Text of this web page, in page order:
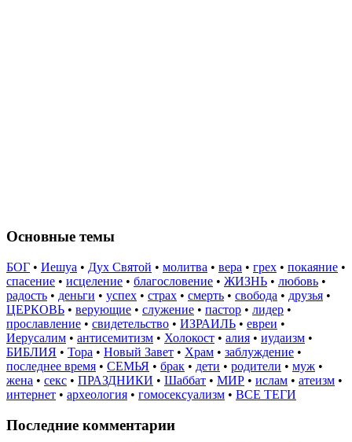
Основные темы
БОГ • Иешуа • Дух Святой • молитва • вера • грех • покаяние •
спасение • исцеление • благословение • ЖИЗНЬ • любовь •
радость • деньги • успех • страх • смерть • свобода • друзья •
ЦЕРКОВЬ • верующие • служение • пастор • лидер •
прославление • свидетельство • ИЗРАИЛЬ • евреи •
Иерусалим • антисемитизм • Холокост • алия • иудаизм •
БИБЛИЯ • Тора • Новый Завет • Храм • заблуждение •
последнее время • СЕМЬЯ • брак • дети • родители • муж •
жена • секс • ПРАЗДНИКИ • Шаббат • МИР • ислам • атеизм •
интернет • археология • гомосексуализм • ВСЕ ТЕГИ
Последние комментарии